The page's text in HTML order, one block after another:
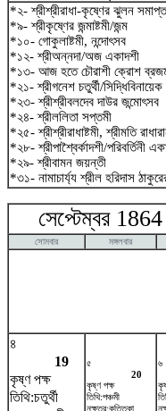
*২- শ্রীশ্রীরাধা-কৃষ্ণের ঝুলন সমাপ্ত,
*৯- শ্রীকৃষ্ণের জন্মাষ্টমী/জন্ম
*১০- গোকুলাষ্টমী, নন্দোৎসব
*১২- শ্রীঅন্নদা/অজ একাদশী
*১৩- আজ হতে চৌরাশী ক্রোশ
*২১- শ্রীগনেশ চতুর্থী/
*২৩- শ্রীশ্রীবলদেব দাউর জন্মোৎসব
*২৪- শ্রীললিতা সপ্তমী
*২৫- শ্রীশ্রীরাধাষ্টমী, শ্রীমতি
*২৮- শ্রীপাশ্বৈর্কাদশী/পরিবর্তিনী
*২৯- শ্রীবামন জয়ন্তী
*৩১- নামাচার্য্য শ্রীল হরিদাস
সেপ্টেম্বর
সোমবার মঙ্গলবার
৪
19
কৃষ্ণ পক্ষ
তিথি:চতুর্থী
৫
20
কৃষ্ণ পক্ষ
তিথি:পঞ্চমী
নক্ষত্র:কৃত্তিকা
৬